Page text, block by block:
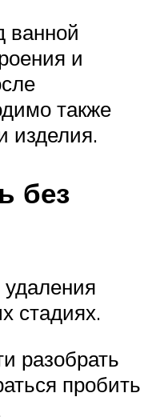
ванной
и
также
изделия.
без
удаления
стадиях.
разобрать
пробить